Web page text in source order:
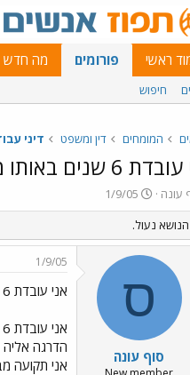
ראשי פורומים מה חדש
חיפוש
המומחים דין ומשפט דיני
שנים באותו מקום עבודה
עונה
פ
ו
ר
ס
ם
ת
א
ר
י
ך
1/9/05
הנושא נעול.
ס
סוף עונה
1/9/05
אני עובדת 6 שנים באותו מקום עבודה
אני עובדת 6 שנים באותו מקום עבודה
אני תקועה